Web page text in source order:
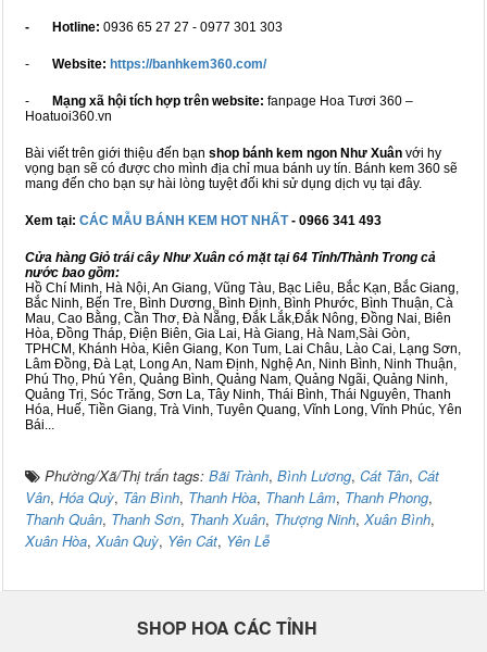
- Hotline: 0936 65 27 27 - 0977 301 303
- Website: https://banhkem360.com/
- Mạng xã hội tích hợp trên website: fanpage Hoa Tươi 360 –
Hoatuoi360.vn
Bài viết trên giới thiệu đến bạn shop bánh kem ngon Như Xuân với hy
vọng bạn sẽ có được cho mình địa chỉ mua bánh uy tín. Bánh kem 360 sẽ
mang đến cho bạn sự hài lòng tuyệt đối khi sử dụng dịch vụ tại đây.
Xem tại: CÁC MẪU BÁNH KEM HOT NHẤT- 0966 341 493
Cửa hàng Giỏ trái cây Như Xuân có mặt tại 64 Tỉnh/Thành Trong cả
nước bao gồm:
Hồ Chí Minh, Hà Nội, An Giang, Vũng Tàu, Bạc Liêu, Bắc Kạn, Bắc Giang,
Bắc Ninh, Bến Tre, Bình Dương, Bình Định, Bình Phước, Bình Thuận, Cà
Mau, Cao Bằng, Cần Thơ, Đà Nẵng, Đắk Lắk,Đắk Nông, Đồng Nai, Biên
Hòa, Đồng Tháp, Điện Biên, Gia Lai, Hà Giang, Hà Nam,Sài Gòn,
TPHCM, Khánh Hòa, Kiên Giang, Kon Tum, Lai Châu, Lào Cai, Lạng Sơn,
Lâm Đồng, Đà Lạt, Long An, Nam Định, Nghệ An, Ninh Bình, Ninh Thuận,
Phú Thọ, Phú Yên, Quảng Bình, Quảng Nam, Quảng Ngãi, Quảng Ninh,
Quảng Trị, Sóc Trăng, Sơn La, Tây Ninh, Thái Bình, Thái Nguyên, Thanh
Hóa, Huế, Tiền Giang, Trà Vinh, Tuyên Quang, Vĩnh Long, Vĩnh Phúc, Yên
Bái...
Phường/Xã/Thị trấn tags: Bãi Trành, Bình Lương, Cát Tân, Cát
Vân, Hóa Quỳ, Tân Bình, Thanh Hòa, Thanh Lâm, Thanh Phong,
Thanh Quân, Thanh Sơn, Thanh Xuân, Thượng Ninh, Xuân Bình,
Xuân Hòa, Xuân Quỳ, Yên Cát, Yên Lễ
SHOP HOA CÁC TỈNH